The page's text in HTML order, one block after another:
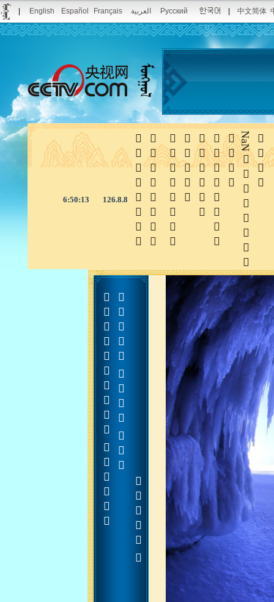
English Español Français العربية Русский 中文简体
6:50:14 126.8.8 
 
NaN
































 